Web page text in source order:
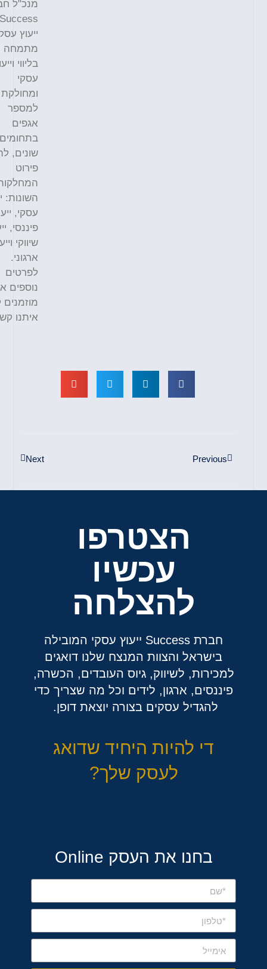
מנכ"ל חברת
Success
ייעוץ עסקי
מתמחה
בליווי וייעוץ
עסקי
ומחולקת
למספר
אגפים
בתחומים
שונים, להלן
פירוט
המחלקות
השונות: ייעוץ
עסקי, ייעוץ
פיננסי, ייעוץ
שיווקי וייעוץ
ארגוני.
לפרטים
נוספים אתם
מוזמנים לצור
איתנו קשר.
Previous
הצטרפו
עכשיו
להצלחה
חברת Success ייעוץ עסקי המובילה
בישראל והצוות המנצח שלנו דואגים
למכירות, לשיווק, גיוס העובדים, הכשרה,
פיננסים, ארגון, לידים וכל מה שצריך כדי
להגדיל עסקים בצורה יוצאת דופן.
די להיות היחיד שדואג
לעסק שלך?
בחנו את העסק Online